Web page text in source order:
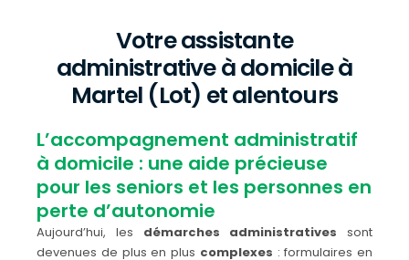
Votre assistante
administrative à domicile à
Martel (Lot) et alentours
L’accompagnement administratif
à domicile : une aide précieuse
pour les seniors et les personnes en
perte d’autonomie
Aujourd’hui, les démarches administratives sont
devenues de plus en plus complexes : formulaires en